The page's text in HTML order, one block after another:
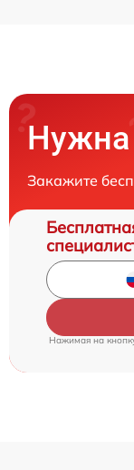
Нужна
Закажите
Нажимая на